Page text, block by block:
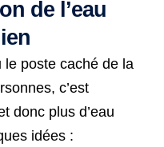
de l’eau
le poste caché de la
c’est
donc plus d’eau
idées :